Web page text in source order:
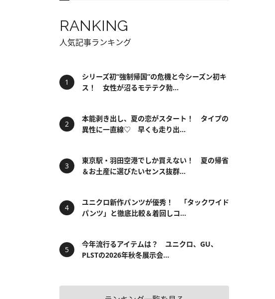
RANKING
人気記事ランキング
シリーズ初“強制帰国”の危機と今シーズン初キ
ス！ 女性が沼るモテテク勃...
本能剥き出し、夏の恋がスタート！ タイプの
異性に一直線♡ 早くも走り出...
東京駅・羽田空港でしか買えない！ 夏の帰省
＆お土産に選びたいセンス抜群...
ユニクロ新作パンツが優秀！ 「タックワイド
パンツ」と徹底比較＆着回しコ...
今年流行るアイテムは？ ユニクロ、GU、
PLSTの2026年秋冬展示会...